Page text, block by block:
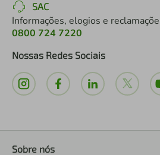
SAC
Informações, elogios e
0800 724 7220
Nossas Redes Sociais
Sobre nós